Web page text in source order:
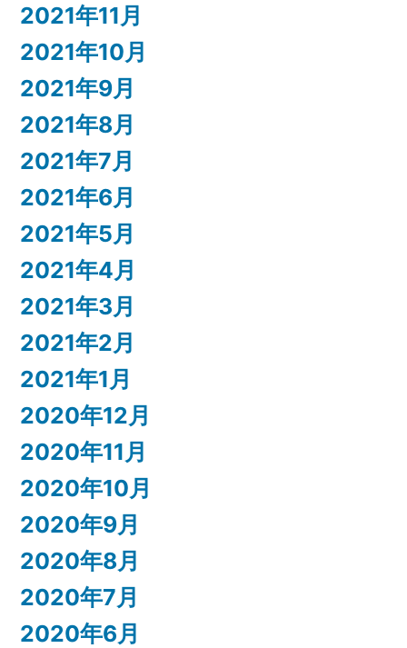
2021年11月
2021年10月
2021年9月
2021年8月
2021年7月
2021年6月
2021年5月
2021年4月
2021年3月
2021年2月
2021年1月
2020年12月
2020年11月
2020年10月
2020年9月
2020年8月
2020年7月
2020年6月